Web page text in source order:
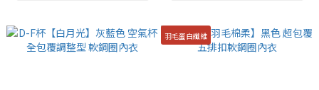
羽毛蛋白纖維